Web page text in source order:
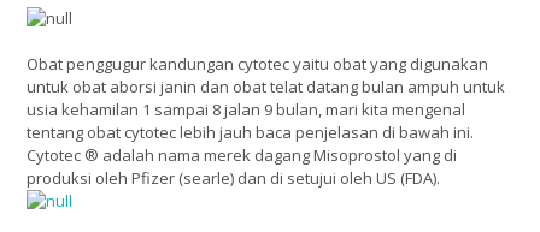
Obat penggugur kandungan cytotec yaitu obat yang digunakan
untuk obat aborsi janin dan obat telat datang bulan ampuh untuk
usia kehamilan 1 sampai 8 jalan 9 bulan, mari kita mengenal
tentang obat cytotec lebih jauh baca penjelasan di bawah ini.
Cytotec ® adalah nama merek dagang Misoprostol yang di
produksi oleh Pfizer (searle) dan di setujui oleh US (FDA).